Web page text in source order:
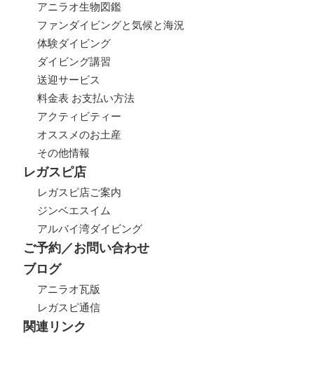
アニラオ生物図鑑
ファンダイビングと気候と海況
体験ダイビング
ダイビング講習
送迎サービス
料金表 お支払い方法
アクティビティー
オススメのお土産
その他情報
レガスピ店
レガスピ店ご案内
ジンベエスイム
アルバイ湾ダイビング
ご予約／お問い合わせ
ブログ
アニラオ瓦版
レガスピ通信
関連リンク